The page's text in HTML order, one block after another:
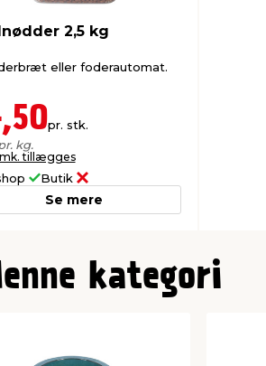
2,5 kg
eller foderautomat.
pr. stk.
kg.
tillægges
Butik
Se mere
kategori